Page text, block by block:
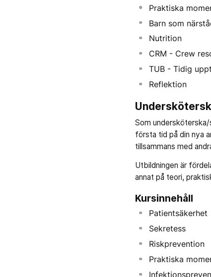
Praktiska
Barn som
Nutrition
CRM - Crew
TUB - Tidig
Reflektion
Som
första tid på din nya
tillsammans med
Utbildningen är
annat på teori,
Kursinnehåll
Patientsäkerhet
Sekretess
Riskprevention
Praktiska